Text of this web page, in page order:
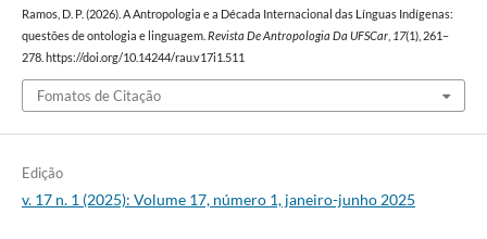
Ramos, D. P. (2026). A Antropologia e a Década Internacional das Línguas Indígenas:
questões de ontologia e linguagem. Revista De Antropologia Da UFSCar, 17(1), 261–
278. https://doi.org/10.14244/rau.v17i1.511
Fomatos de Citação
Edição
v. 17 n. 1 (2025): Volume 17, número 1, janeiro-junho 2025